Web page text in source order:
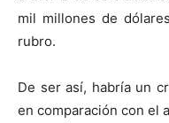
mil millones de
rubro.
De ser así, habría un
en comparación con el